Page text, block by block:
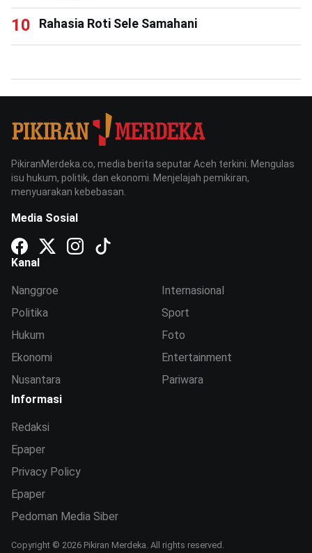
Rahasia Roti Sele Samahani
PikiranMerdeka.co, media berita seputar Aceh terkini. Mengulas
isu hukum, politik, dan ekonomi. Menjelajah pemikiran,
menyuarakan kebebasan.
Media Sosial
Kanal
Nanggroe
Politika
Hukum
Ekonomi
Nusantara
Internasional
Sport
Foto
Entertainment
Pariwara
Informasi
Redaksi
Epaper
Privacy Policy
Epaper
Pedoman Media Siber
Copyright © 2026 Pikiran Merdeka. All rights reserved.